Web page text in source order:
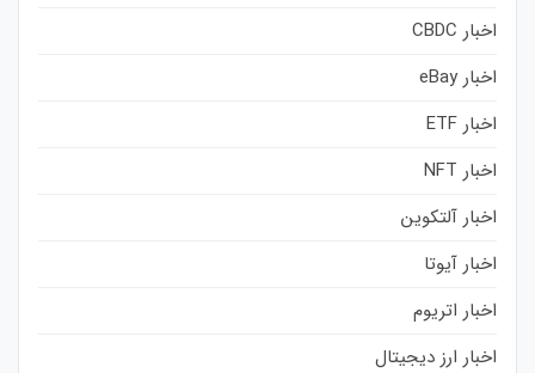
اخبار CBDC
اخبار eBay
اخبار ETF
اخبار NFT
اخبار آلتکوین
اخبار آیوتا
اخبار اتریوم
اخبار ارز دیجیتال